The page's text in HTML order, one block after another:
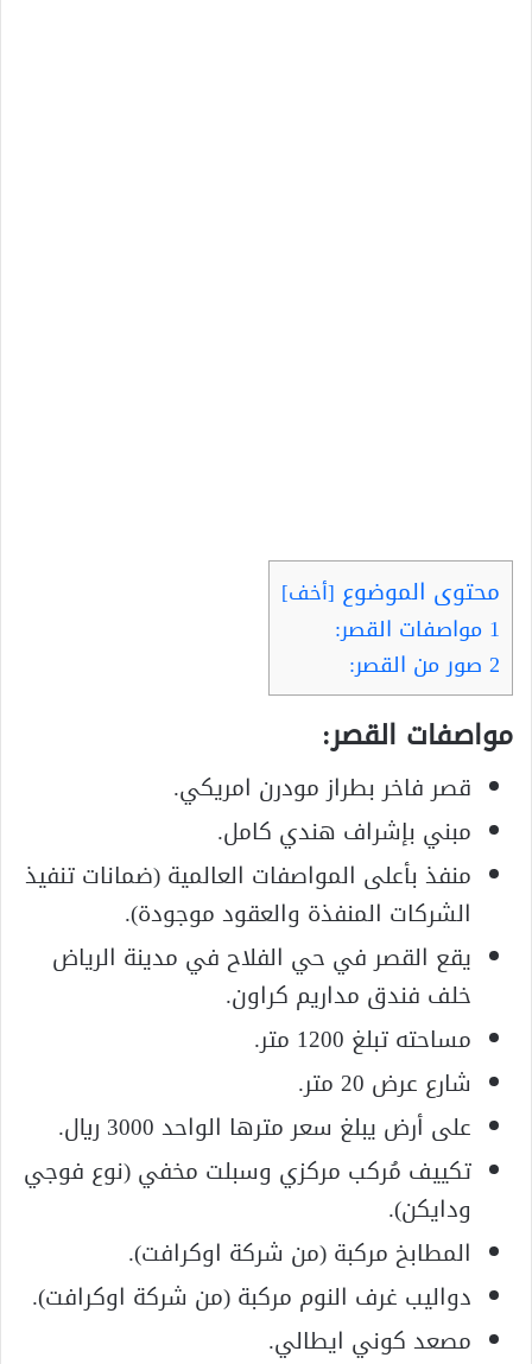
محتوى الموضوع [أخف]
1 مواصفات القصر:
2 صور من القصر:
مواصفات القصر:
قصر فاخر بطراز مودرن امريكي.
مبني بإشراف هندي كامل.
منفذ بأعلى المواصفات العالمية (ضمانات تنفيذ
الشركات المنفذة والعقود موجودة).
يقع القصر في حي الفلاح في مدينة الرياض
خلف فندق مداريم كراون.
مساحته تبلغ 1200 متر.
شارع عرض 20 متر.
على أرض يبلغ سعر مترها الواحد 3000 ريال.
تكييف مُركب مركزي وسبلت مخفي (نوع فوجي
ودايكن).
المطابخ مركبة (من شركة اوكرافت).
دواليب غرف النوم مركبة (من شركة اوكرافت).
مصعد كوني ايطالي.